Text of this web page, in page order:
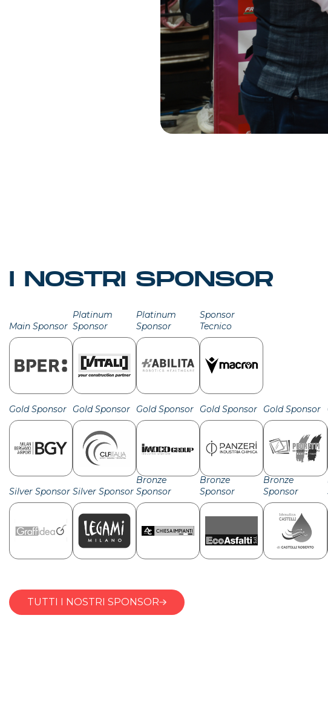
I NOSTRI SPONSOR
Main Sponsor
Platinum
Sponsor
Platinum
Sponsor
Sponsor
Tecnico
Gold Sponsor Gold Sponsor Gold Sponsor Gold Sponsor Gold Sponsor
Silver Sponsor Silver Sponsor
Bronze
Sponsor
Bronze
Sponsor
Bronze
Sponsor
TUTTI I NOSTRI SPONSOR